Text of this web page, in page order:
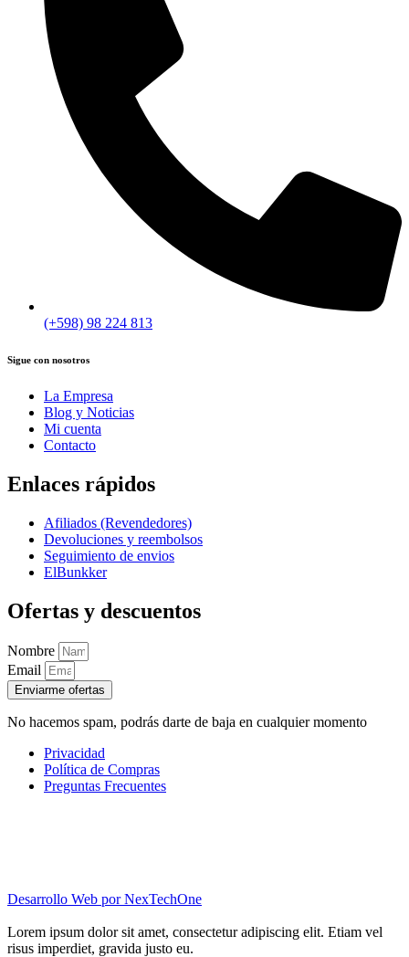
(+598) 98 224 813
Sigue con nosotros
La Empresa
Blog y Noticias
Mi cuenta
Contacto
Enlaces rápidos
Afiliados (Revendedores)
Devoluciones y reembolsos
Seguimiento de envios
ElBunkker
Ofertas y descuentos
Nombre
Email
Enviarme ofertas
No hacemos spam, podrás darte de baja en cualquier momento
Privacidad
Política de Compras
Preguntas Frecuentes
Desarrollo Web porNexTechOne
Lorem ipsum dolor sit amet, consectetur adipiscing elit. Etiam vel
risus imperdiet, gravida justo eu.